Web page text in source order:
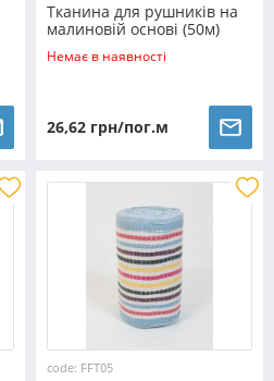
Тканина для рушників на
малиновій основі (50м)
Немає в наявності
26,62 грн/пог.м
code: FFT05